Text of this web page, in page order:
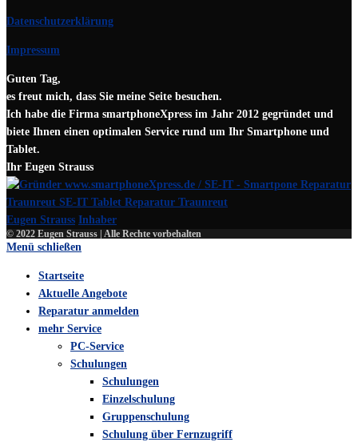
Datenschutzerklärung
Impressum
Guten Tag,
es freut mich, dass Sie meine Seite besuchen.
Ich habe die Firma smartphoneXpress im Jahr 2012 gegründet und
biete Ihnen einen optimalen Service rund um Ihr Smartphone und
Tablet.
Ihr Eugen Strauss
Eugen Strauss Inhaber
© 2022 Eugen Strauss | Alle Rechte vorbehalten
Menü schließen
Startseite
Aktuelle Angebote
Reparatur anmelden
mehr Service
PC-Service
Schulungen
Schulungen
Einzelschulung
Gruppenschulung
Schulung über Fernzugriff